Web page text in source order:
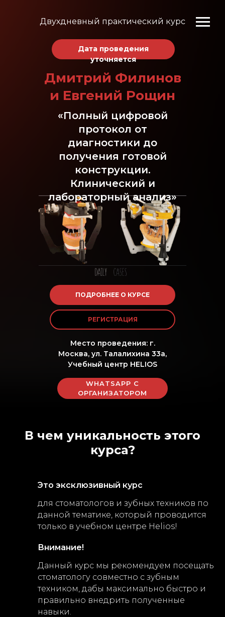
Место проведения: г.
Москва, ул. Талалихина 33а,
Учебный центр HELIOS
«Полный цифровой
протокол от
диагностики до
получения готовой
конструкции.
Клинический и
лабораторный анализ»
Дмитрий Филинов
и Евгений Рощин
Дата проведения
уточняется
Двухдневный практический курс
РЕГИСТРАЦИЯ
ПОДРОБНЕЕ О КУРСЕ
WHATSAPP С
ОРГАНИЗАТОРОМ
В чем уникальность этого
курса?
Это эксклюзивный курс
для стоматологов и зубных техников по
данной тематике, который проводится
только в учебном центре Helios!
Внимание!
Данный курс мы рекомендуем посещать
стоматологу совместно с зубным
техником, дабы максимально быстро и
правильно внедрить полученные
навыки.